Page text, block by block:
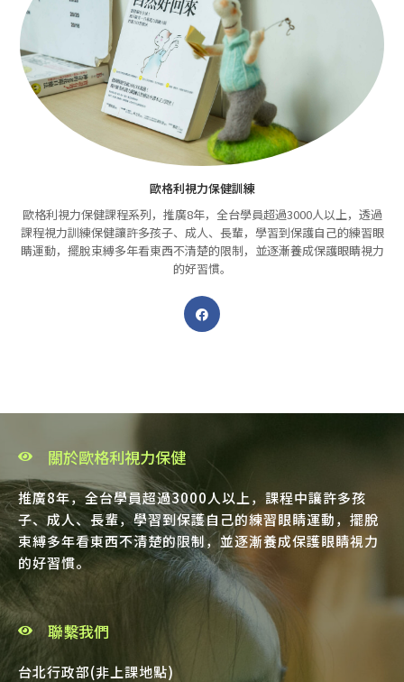
歐格利視力保健訓練
歐格利視力保健課程系列，推廣8年，全台學員超過3000人以上，透過
課程視力訓練保健讓許多孩子、成人、長輩，學習到保護自己的練習眼
睛運動，擺脫束縛多年看東西不清楚的限制，並逐漸養成保護眼睛視力
的好習慣。
關於歐格利視力保健
推廣8年，全台學員超過3000人以上，課程中讓許多孩
子、成人、長輩，學習到保護自己的練習眼睛運動，擺脫
束縛多年看東西不清楚的限制，並逐漸養成保護眼睛視力
的好習慣。
聯繫我們
台北行政部(非上課地點)